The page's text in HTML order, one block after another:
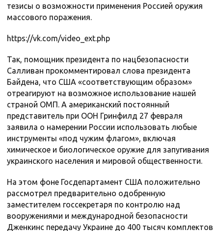
тезисы о возможности применения Россией оружия
массового поражения.
https://vk.com/video_ext.php
Так, помощник президента по нацбезопасности
Салливан прокомментировал слова президента
Байдена, что США «соответствующим образом»
отреагируют на возможное использование нашей
страной ОМП. А американский постоянный
представитель при ООН Гринфилд 27 февраля
заявила о намерении России использовать любые
инструменты «под чужим флагом», включая
химическое и биологическое оружие для запугивания
украинского населения и мировой общественности.
На этом фоне Госдепартамент США положительно
рассмотрел предварительно одобренную
заместителем госсекретаря по контролю над
вооружениями и международной безопасности
Дженкинс передачу Украине до 400 тысяч комплектов